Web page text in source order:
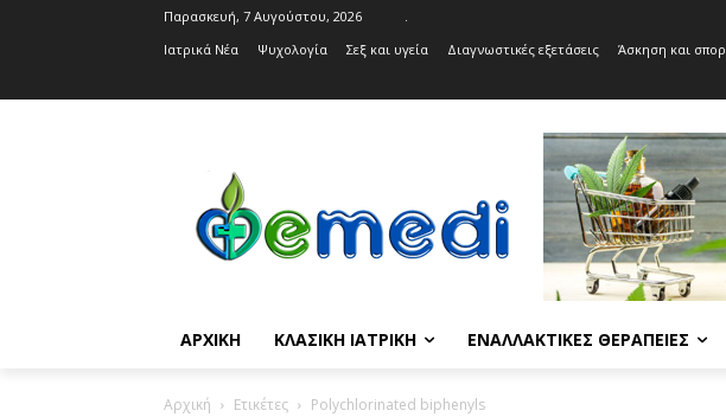
Παρασκευή, 7 Αυγούστου, 2026
.
Ιατρικά Νέα
Ψυχολογία Σεξ και υγεία Διαγνωστικές εξετάσεις Άσκηση και σπορ
ΑΡΧΙΚΉ ΚΛΑΣΙΚΉ ΙΑΤΡΙΚΉ ΕΝΑΛΛΑΚΤΙΚΈΣ ΘΕΡΑΠΕΊΕΣ
Αρχική Ετικέτες Polychlorinated biphenyls